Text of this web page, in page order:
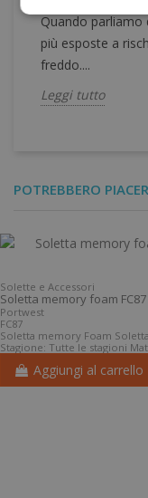
Quando parliamo
più esposte a
freddo....
Leggi tutto
POTREBBERO
Solette e Accessori
Soletta memory foam
Portwest
FC87
Soletta memory Foam
Stagione: Tutte le stagioni
Aggiungi al carrello